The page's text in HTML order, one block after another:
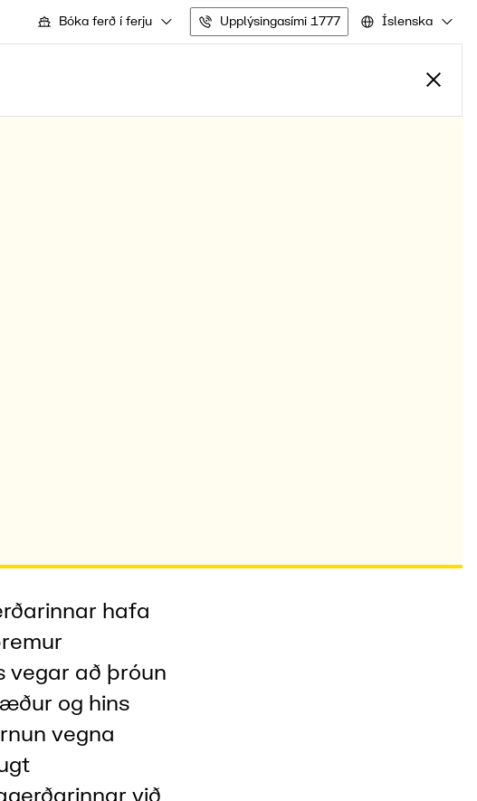
Bóka ferð í ferju Upplýsingasími 1777 Íslenska
hafa
vegar að þróun
og hins
vegna